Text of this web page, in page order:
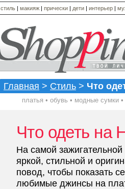
стиль | макияж | прически | дети | интерьер |
Главная > Стиль > Что
платья • обувь • модные сумки •
Что одеть на
На самой
яркой, стильной и
повод, чтобы показать
любимые джинсы на